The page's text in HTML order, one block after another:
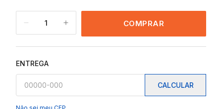
1 COMPRAR
ENTREGA
CALCULAR